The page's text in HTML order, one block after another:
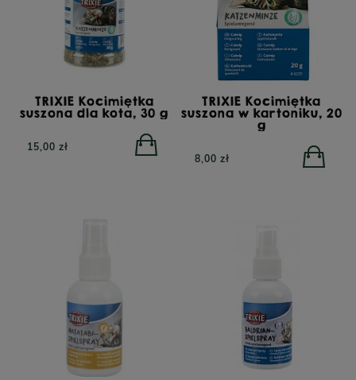
TRIXIE Kocimiętka
suszona dla kota, 30 g
15,00 zł
TRIXIE Kocimiętka
suszona w kartoniku, 20
g
8,00 zł